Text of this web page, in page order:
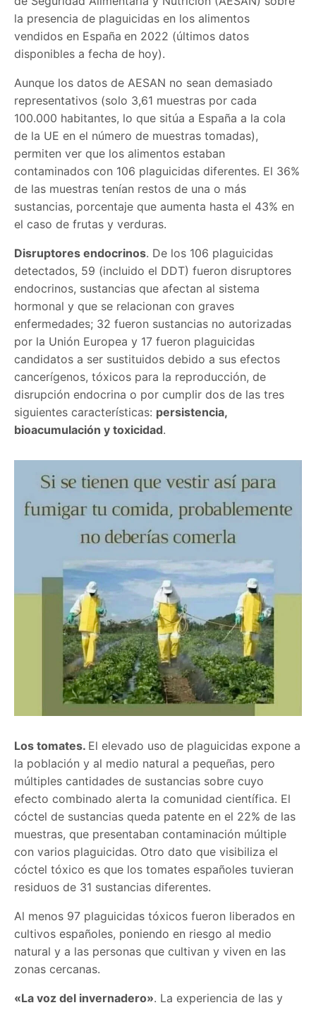
la presencia de plaguicidas en los alimentos
vendidos en España en 2022 (últimos datos
disponibles a fecha de hoy).
Aunque los datos de AESAN no sean demasiado
representativos (solo 3,61 muestras por cada
100.000 habitantes, lo que sitúa a España a la cola
de la UE en el número de muestras tomadas),
permiten ver que los alimentos estaban
contaminados con 106 plaguicidas diferentes. El 36%
de las muestras tenían restos de una o más
sustancias, porcentaje que aumenta hasta el 43% en
el caso de frutas y verduras.
Disruptores endocrinos. De los 106 plaguicidas
detectados, 59 (incluido el DDT) fueron disruptores
endocrinos, sustancias que afectan al sistema
hormonal y que se relacionan con graves
enfermedades; 32 fueron sustancias no autorizadas
por la Unión Europea y 17 fueron plaguicidas
candidatos a ser sustituidos debido a sus efectos
cancerígenos, tóxicos para la reproducción, de
disrupción endocrina o por cumplir dos de las tres
siguientes características: persistencia,
bioacumulación y toxicidad.
Los tomates. El elevado uso de plaguicidas expone a
la población y al medio natural a pequeñas, pero
múltiples cantidades de sustancias sobre cuyo
efecto combinado alerta la comunidad científica. El
cóctel de sustancias queda patente en el 22% de las
muestras, que presentaban contaminación múltiple
con varios plaguicidas. Otro dato que visibiliza el
cóctel tóxico es que los tomates españoles tuvieran
residuos de 31 sustancias diferentes.
Al menos 97 plaguicidas tóxicos fueron liberados en
cultivos españoles, poniendo en riesgo al medio
natural y a las personas que cultivan y viven en las
zonas cercanas.
«La voz del invernadero». La experiencia de las y